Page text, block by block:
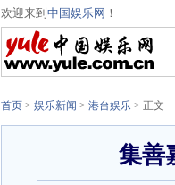
欢迎来到 中国娱乐网 ！
首页 > 娱乐新闻 > 港台娱乐 > 正文
集善